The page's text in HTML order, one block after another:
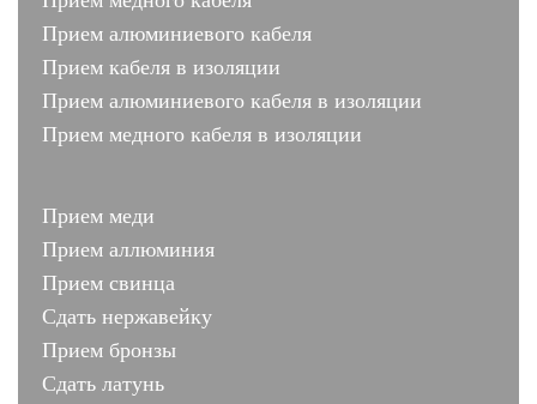
Прием алюминиевого кабеля
Прием кабеля в изоляции
Прием алюминиевого кабеля в изоляции
Прием медного кабеля в изоляции
Прием меди
Прием аллюминия
Прием свинца
Сдать нержавейку
Прием бронзы
Сдать латунь